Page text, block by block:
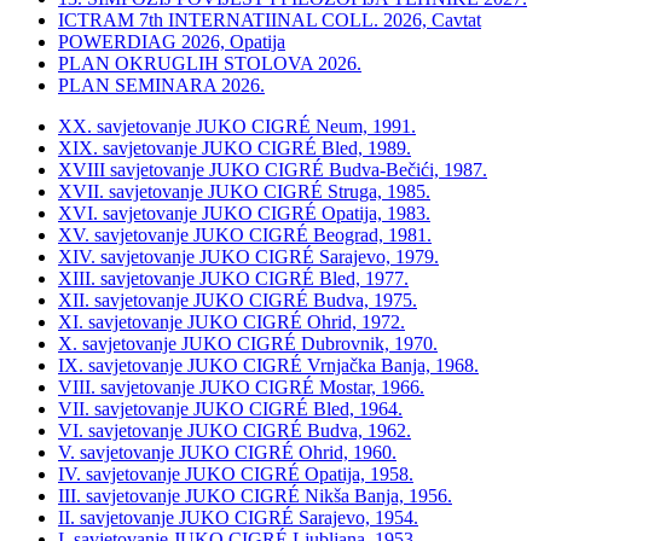
ICTRAM 7th INTERNATIINAL COLL. 2026, Cavtat
POWERDIAG 2026, Opatija
PLAN OKRUGLIH STOLOVA 2026.
PLAN SEMINARA 2026.
XX. savjetovanje JUKO CIGRÉ Neum, 1991.
XIX. savjetovanje JUKO CIGRÉ Bled, 1989.
XVIII savjetovanje JUKO CIGRÉ Budva-Bečići, 1987.
XVII. savjetovanje JUKO CIGRÉ Struga, 1985.
XVI. savjetovanje JUKO CIGRÉ Opatija, 1983.
XV. savjetovanje JUKO CIGRÉ Beograd, 1981.
XIV. savjetovanje JUKO CIGRÉ Sarajevo, 1979.
XIII. savjetovanje JUKO CIGRÉ Bled, 1977.
XII. savjetovanje JUKO CIGRÉ Budva, 1975.
XI. savjetovanje JUKO CIGRÉ Ohrid, 1972.
X. savjetovanje JUKO CIGRÉ Dubrovnik, 1970.
IX. savjetovanje JUKO CIGRÉ Vrnjačka Banja, 1968.
VIII. savjetovanje JUKO CIGRÉ Mostar, 1966.
VII. savjetovanje JUKO CIGRÉ Bled, 1964.
VI. savjetovanje JUKO CIGRÉ Budva, 1962.
V. savjetovanje JUKO CIGRÉ Ohrid, 1960.
IV. savjetovanje JUKO CIGRÉ Opatija, 1958.
III. savjetovanje JUKO CIGRÉ Nikša Banja, 1956.
II. savjetovanje JUKO CIGRÉ Sarajevo, 1954.